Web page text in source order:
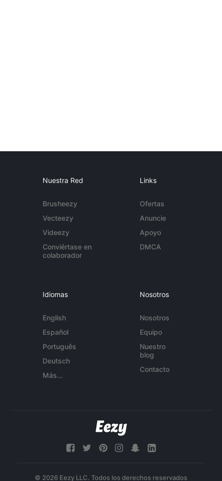
Nuestra Red
Brusheezy
Vecteezy
Videezy
Conviértase en
colaborador
Links
Ofertas
Anuncie
Apoyo
DMCA
Idiomas
English
Español
Português
Deutsch
Más...
Nosotros
Nosotros
Equipo
Nuestro
blog
Contacto
© 2026 Eezy LLC. Todos los derechos reservados